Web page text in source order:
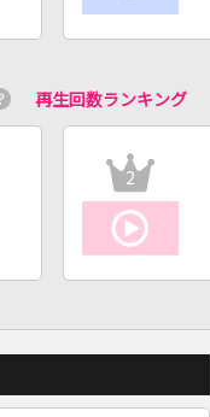
再生回数ランキング
2